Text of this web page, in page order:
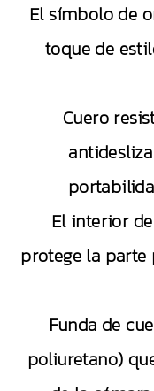
El símbolo de
toque de
Cuero
El interior
protege la
Funda de
poliuretano)